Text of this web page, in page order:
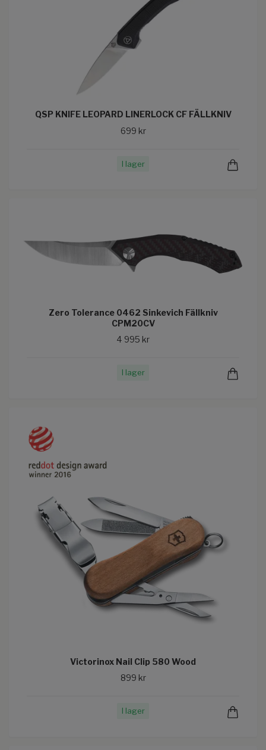
QSP KNIFE LEOPARD LINERLOCK CF FÄLLKNIV
699 kr
I lager
Zero Tolerance 0462 Sinkevich Fällkniv
CPM20CV
4 995 kr
I lager
Victorinox Nail Clip 580 Wood
899 kr
I lager